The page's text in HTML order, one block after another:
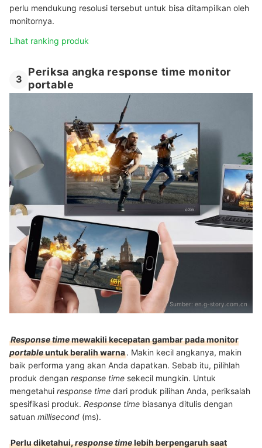
perlu mendukung resolusi tersebut untuk bisa ditampilkan oleh
monitornya.
Lihat ranking produk
3
Periksa angka response time monitor
portable
Sumber: en.g-story.com.cn
Response timemewakili kecepatan gambar pada monitor
portableuntuk beralih warna. Makin kecil angkanya, makin
baik performa yang akan Anda dapatkan. Sebab itu, pilihlah
produk dengan response time sekecil mungkin. Untuk
mengetahui response time dari produk pilihan Anda, periksalah
spesifikasi produk. Response time biasanya ditulis dengan
satuan millisecond (ms).
Perlu diketahui,response timelebih berpengaruh saat